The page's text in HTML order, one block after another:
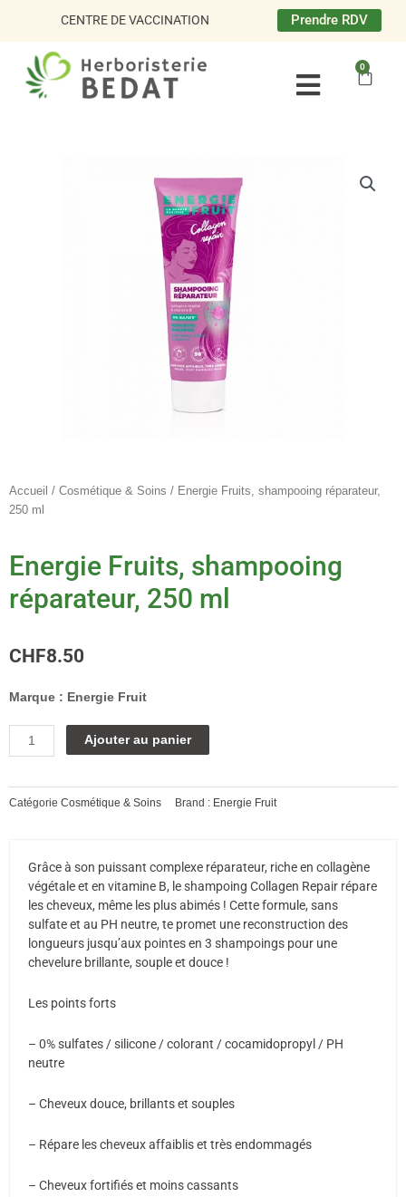
CENTRE DE VACCINATION Prendre RDV
0
Accueil / Cosmétique & Soins / Energie Fruits, shampooing réparateur,
250 ml
Energie Fruits, shampooing
réparateur, 250 ml
CHF8.50
Marque : Energie Fruit
quantité
de
Fruits,
shampooing
Ajouter au panier
Catégorie Cosmétique & Soins Brand : Energie Fruit
Grâce à son puissant complexe réparateur, riche en collagène
végétale et en vitamine B, le shampoing Collagen Repair répare
les cheveux, même les plus abimés ! Cette formule, sans
sulfate et au PH neutre, te promet une reconstruction des
longueurs jusqu’aux pointes en 3 shampoings pour une
chevelure brillante, souple et douce !
Les points forts
– 0% sulfates / silicone / colorant / cocamidopropyl / PH
neutre
– Cheveux douce, brillants et souples
– Répare les cheveux affaiblis et très endommagés
– Cheveux fortifiés et moins cassants